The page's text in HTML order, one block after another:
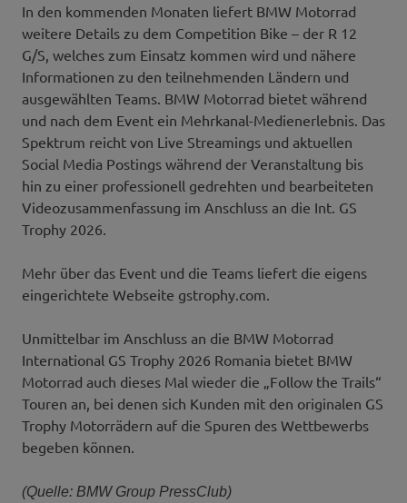
In den kommenden Monaten liefert BMW Motorrad
weitere Details zu dem Competition Bike – der R 12
G/S, welches zum Einsatz kommen wird und nähere
Informationen zu den teilnehmenden Ländern und
ausgewählten Teams. BMW Motorrad bietet während
und nach dem Event ein Mehrkanal-Medienerlebnis. Das
Spektrum reicht von Live Streamings und aktuellen
Social Media Postings während der Veranstaltung bis
hin zu einer professionell gedrehten und bearbeiteten
Videozusammenfassung im Anschluss an die Int. GS
Trophy 2026.
Mehr über das Event und die Teams liefert die eigens
eingerichtete Webseite gstrophy.com.
Unmittelbar im Anschluss an die BMW Motorrad
International GS Trophy 2026 Romania bietet BMW
Motorrad auch dieses Mal wieder die „Follow the Trails“
Touren an, bei denen sich Kunden mit den originalen GS
Trophy Motorrädern auf die Spuren des Wettbewerbs
begeben können.
(Quelle: BMW Group PressClub)